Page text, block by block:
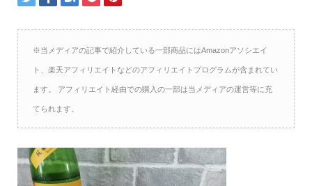
※当メディアの記事で紹介している一部商品にはAmazonアソシエイ
ト、楽天アフィリエイトなどのアフィリエイトプログラムが含まれてい
ます。 アフィリエイト経由での購入の一部は当メディアの運営等に充
てられます。